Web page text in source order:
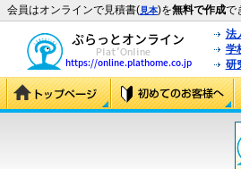
会員はオンラインで見積書(見本)を無料で作成で
法
学
研